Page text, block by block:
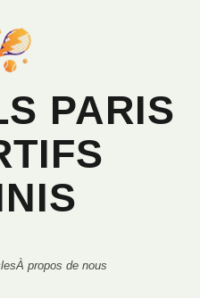
PARIS
À propos de nous